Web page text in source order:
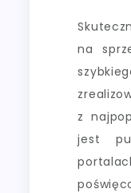
na
z
jest